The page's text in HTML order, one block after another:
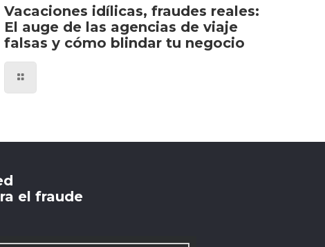
Vacaciones idílicas, fraudes reales:
El auge de las agencias de viaje
falsas y cómo blindar tu negocio
el fraude